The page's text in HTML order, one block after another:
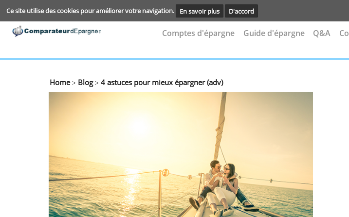
Ce site utilise des cookies pour améliorer votre navigation. En savoir plus
Comptes d'épargne Guide d'épargne
Home>Blog>4 astuces pour mieux épargner (adv)